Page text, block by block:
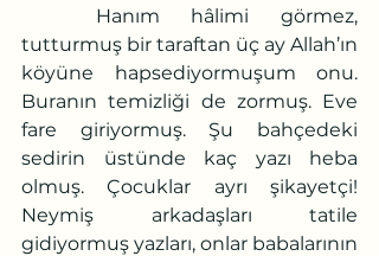
tutturmuş bir taraftan üç ay Allah’ın
köyüne hapsediyormuşum onu.
Buranın temizliği de zormuş. Eve
fare giriyormuş. Şu bahçedeki
sedirin üstünde kaç yazı heba
olmuş. Çocuklar ayrı şikayetçi!
Neymiş arkadaşları tatile
gidiyormuş yazları, onlar babalarının